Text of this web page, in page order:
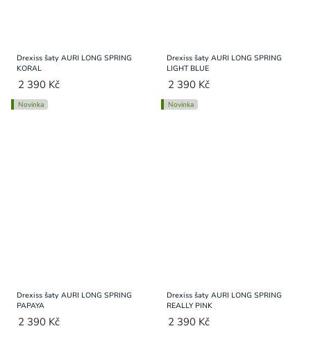
Drexiss šaty AURI LONG SPRING
KORAL
2 390 Kč
Drexiss šaty AURI LONG SPRING
LIGHT BLUE
2 390 Kč
Novinka
Drexiss šaty AURI LONG SPRING
PAPAYA
2 390 Kč
Novinka
Drexiss šaty AURI LONG SPRING
REALLY PINK
2 390 Kč